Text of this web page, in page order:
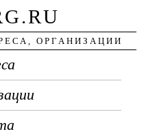
ОРГАНИЗАЦИИ